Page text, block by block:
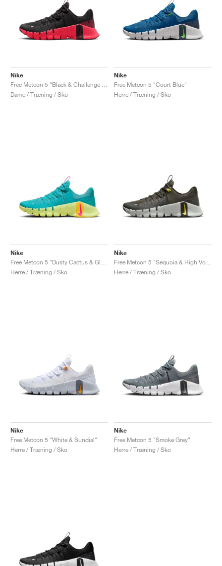
Nike
Dame / Træning / Sko
Nike
Free Metcon 5 "Court Blue"
Herre / Træning / Sko
Nike
Herre / Træning / Sko
Nike
Herre / Træning / Sko
Nike
Free Metcon 5 "White & Sundial"
Herre / Træning / Sko
Nike
Free Metcon 5 "Smoke Grey"
Herre / Træning / Sko